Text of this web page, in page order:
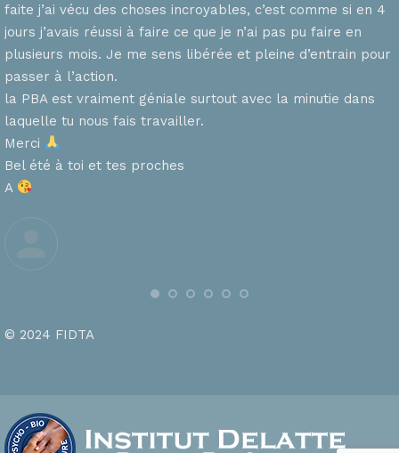
faite j’ai vécu des choses incroyables, c’est comme si en 4
jours j’avais réussi à faire ce que je n’ai pas pu faire en
plusieurs mois. Je me sens libérée et pleine d’entrain pour
passer à l’action.
la PBA est vraiment géniale surtout avec la minutie dans
laquelle tu nous fais travailler.
Merci
Bel été à toi et tes proches
A
© 2024 FIDTA